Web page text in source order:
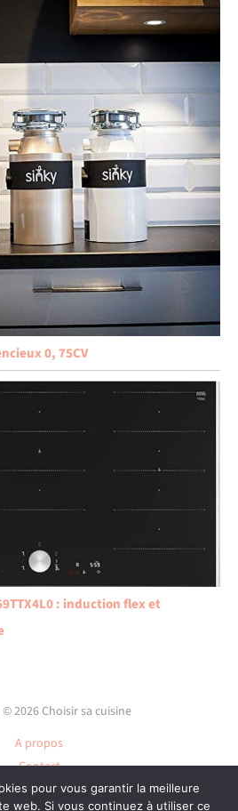
0, 75CV
: induction flex et
2026 Choisir sa cuisine
A propos
Contact
Plan du site
pour vous garantir la meilleure
web. Si vous continuez à utiliser ce